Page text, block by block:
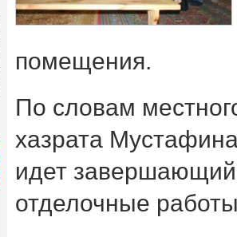
помещения.
По словам
хазрата
идет завершающий
отделочные